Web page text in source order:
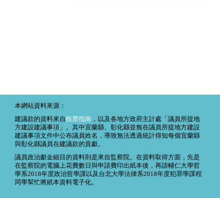
本網站資料來源：
建議款的資料來自投票指南 ，以及各地方政府主計處「議員所提地
方建設建議事項」。其中宜蘭縣、彰化縣並無在議員所提地方建設
建議事項文件中公布議員姓名，導致無法透過統計得知每個宜蘭縣
與彰化縣議員在建議款的貢獻。
議員政治獻金細目的資料則是來自監察院。在資料取得方面，先是
在監察院的電腦上花費數日與申請費印出紙本後，再請輔仁大學哲
學系2018年度政治哲學課以及台北大學法律系2018年度犯罪學課程
同學幫忙將紙本資料電子化。